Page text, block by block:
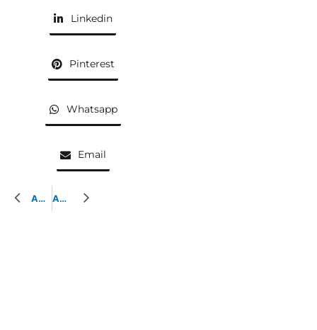
Linkedin
Pinterest
Whatsapp
Email
AQUARELLE PRÉCÉDENTE AQUARELLE SUIVANTE